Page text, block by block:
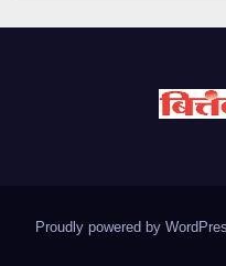
Proudly powered by